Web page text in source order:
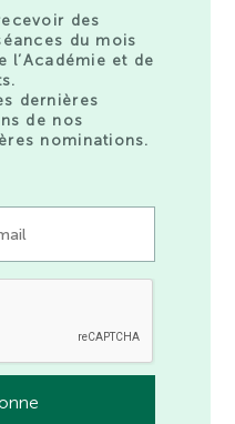
des
du mois
l’Académie et de
dernières
de nos
nominations.